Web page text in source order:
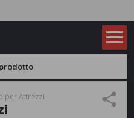
per Attrezzi